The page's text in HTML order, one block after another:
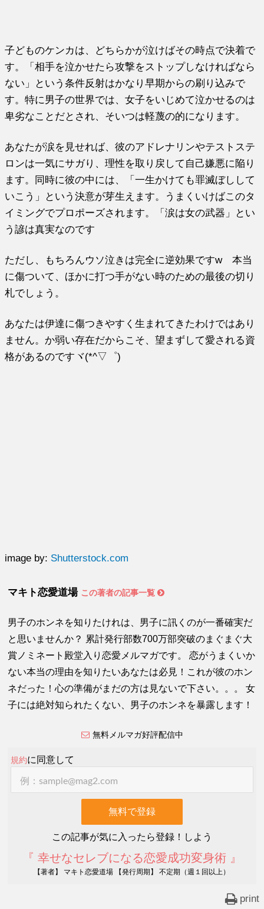
子どものケンカは、どちらかが泣けばその時点で決着で
す。「相手を泣かせたら攻撃をストップしなければなら
ない」という条件反射はかなり早期からの刷り込みで
す。特に男子の世界では、女子をいじめて泣かせるのは
卑劣なことだとされ、そいつは軽蔑の的になります。
あなたが涙を見せれば、彼のアドレナリンやテストステ
ロンは一気にサガり、理性を取り戻して自己嫌悪に陥り
ます。同時に彼の中には、「一生かけても罪滅ぼしして
いこう」という決意が芽生えます。うまくいけばこのタ
イミングでプロポーズされます。「涙は女の武器」とい
う諺は真実なのです
ただし、もちろんウソ泣きは完全に逆効果ですw 本当
に傷ついて、ほかに打つ手がない時のための最後の切り
札でしょう。
あなたは伊達に傷つきやすく生まれてきたわけではあり
ません。か弱い存在だからこそ、望まずして愛される資
格があるのですヾ(*^▽゜)
image by: Shutterstock.com
マキト恋愛道場 この著者の記事一覧
男子のホンネを知りたけれは、男子に訊くのが一番確実だ
と思いませんか？ 累計発行部数700万部突破のまぐまぐ大
賞ノミネート殿堂入り恋愛メルマガです。 恋がうまくいか
ない本当の理由を知りたいあなたは必見！これが彼のホン
ネだった！心の準備がまだの方は見ないで下さい。。。 女
子には絶対知られたくない、男子のホンネを暴露します！
無料メルマガ好評配信中
規約に同意して
この記事が気に入ったら登録！しよう
『 幸せなセレブになる恋愛成功変身術 』
【著者】 マキト恋愛道場 【発行周期】 不定期（週１回以上）
print